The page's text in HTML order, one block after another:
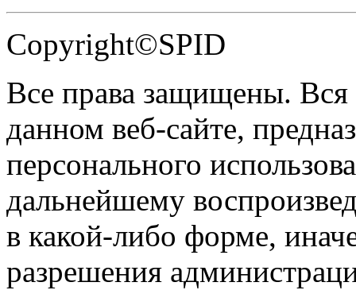
Copyright©SPID
Все права защищены.
данном веб-сайте,
персонального
дальнейшему
в какой-либо форме,
разрешения